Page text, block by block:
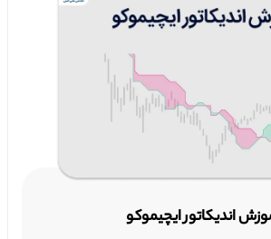
اندیکاتور ایچیموکو